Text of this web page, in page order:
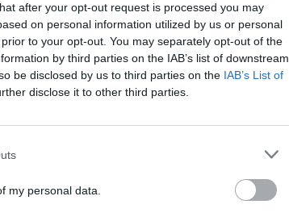
after your opt-out request is processed you may
on personal information utilized by us or personal
to your opt-out. You may separately opt-out of the
by third parties on the IAB’s list of downstream
be disclosed by us to third parties on the IAB’s List of
disclose it to other third parties.
my personal data.
alcançar e abranger